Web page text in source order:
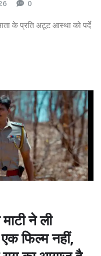
0
के प्रति अटूट आस्था को पर्दे
ने ली
एक फिल्म नहीं,